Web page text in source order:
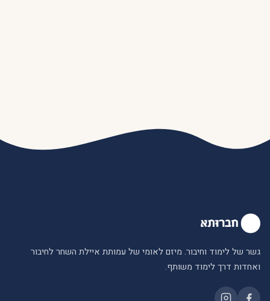
גשר של לימוד וחיבור. מיזם לאומי של עמותת איילת השחר לחיבור
ואחדות דרך לימוד משותף.